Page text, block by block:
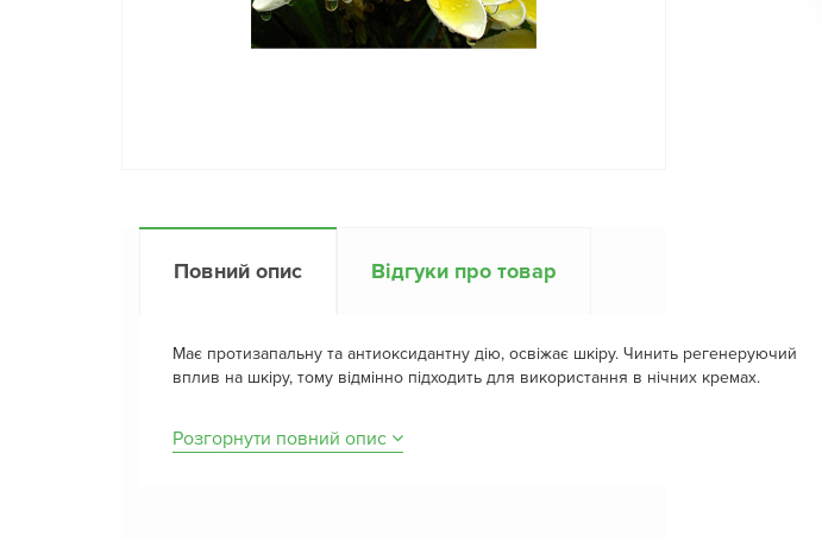
Повний опис Відгуки про товар
Має протизапальну та антиоксидантну дію, освіжає шкіру. Чинить регенеруючий
вплив на шкіру, тому відмінно підходить для використання в нічних кремах.
Розгорнути повний опис